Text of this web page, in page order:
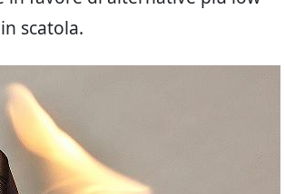
scatola.